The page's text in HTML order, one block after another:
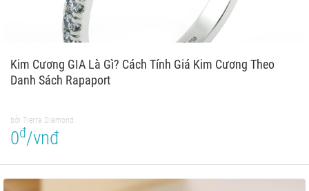
Kim Cương GIA Là Gì? Cách Tính Giá Kim Cương Theo
Danh Sách Rapaport
bởi Tierra Diamond
0đ/vnđ